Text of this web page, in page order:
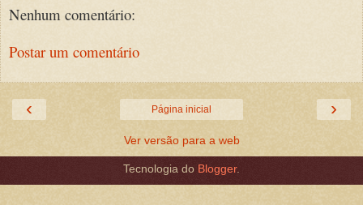
Nenhum comentário:
Postar um comentário
‹ ›
Página inicial
Ver versão para a web
Tecnologia do Blogger.